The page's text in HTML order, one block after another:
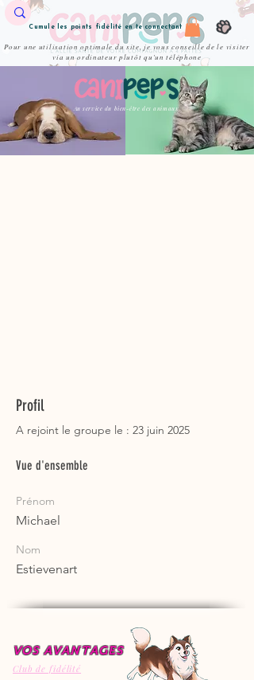
Cumule les points fidélité en te connectant
Pour une utilisation optimale du site, je vous conseille de le visiter
via un ordinateur plutôt qu'un téléphone
Au service du bien-être des animaux
Profil
A rejoint le groupe le : 23 juin 2025
Vue d'ensemble
Prénom
Michael
Nom
Estievenart
VOS AVANTAGES
Club de fidélité